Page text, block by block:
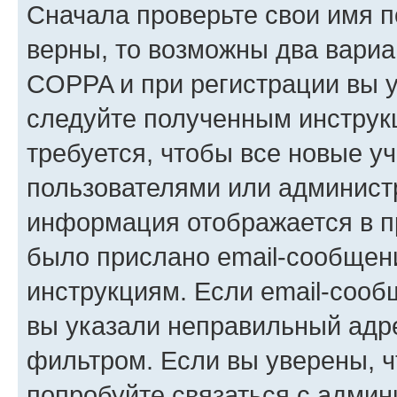
Сначала проверьте свои имя
верны, то возможны два
COPPA и при регистрации вы
следуйте полученным
требуется, чтобы все новые
пользователями или
информация отображается в
было прислано email-
инструкциям. Если email-
вы указали неправильный
фильтром. Если вы уверены,